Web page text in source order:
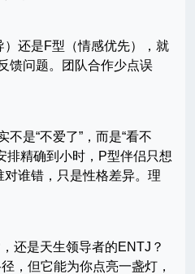
还是F型（情感优先），就
馈问题。团队合作少点误
是“不爱了”，而是“看不
排精确到小时，P型伴侣只想
谁错，只是性格差异。理
还是天生领导者的ENTJ？
，但它能为你点亮一盏灯，